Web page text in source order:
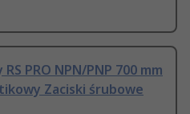
PRO NPN/PNP 700 mm
Zaciski śrubowe